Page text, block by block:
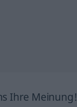
Ihre Meinung!